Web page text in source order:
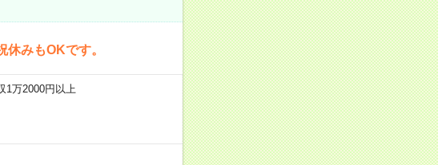
みもOKです。
万2000円以上